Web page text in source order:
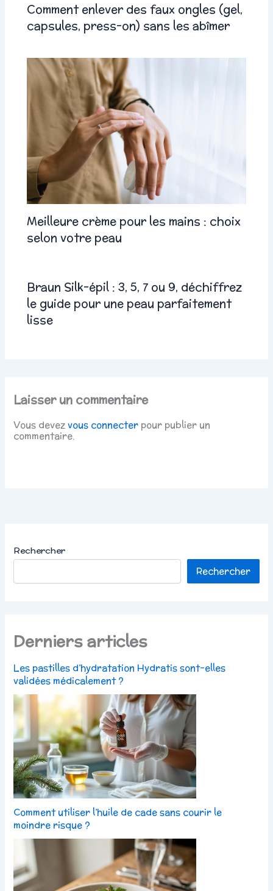
Comment enlever des faux ongles (gel,
capsules, press-on) sans les abîmer
Meilleure crème pour les mains : choix
selon votre peau
Braun Silk-épil : 3, 5, 7 ou 9, déchiffrez
le guide pour une peau parfaitement
lisse
Laisser un commentaire
Vous devezvous connecter pour publier un
commentaire.
Rechercher
Rechercher
Derniers articles
Les pastilles d’hydratation Hydratis sont-elles
validées médicalement ?
Comment utiliser l’huile de cade sans courir le
moindre risque ?